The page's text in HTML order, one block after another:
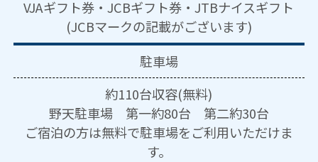
VJAギフト券・JCBギフト券・JTBナイスギフト
(JCBマークの記載がございます)
駐車場
約110台収容(無料)
野天駐車場 第一約80台 第二約30台
ご宿泊の方は無料で駐車場をご利用いただけま
す。